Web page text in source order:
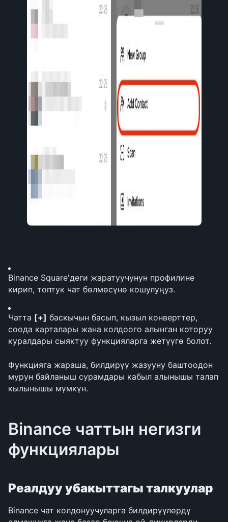
Binance Square'деги жаратуучунун профилине
кирип, топтук чат бөлмөсүнө кошулуңуз.
Чатта [+] баскычын басып, кызыл конверттер,
соода карталары жана колдоого алынган которуу
куралдары сыяктуу функцияларга жетүүгө болот.
Функцияга жараша, билдирүү жазууну баштоодон
мурун байланыш сурамдары кабыл алынышы талап
кылынышы мүмкүн.
Binance чаттын негизги
функциялары
Реалдуу убакыттагы талкуулар
Binance чат колдонуучуларга билдирүүлөрдү